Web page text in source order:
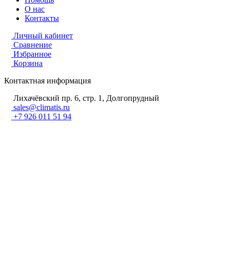
О нас
Контакты
Личный кабинет
Сравнение
Избранное
Корзина
Контактная информация
Лихачёвский пр. 6, стр. 1, Долгопрудный
sales@climatis.ru
+7 926 011 51 94